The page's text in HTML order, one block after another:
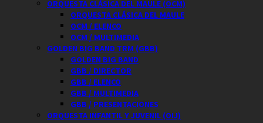
ORQUESTA CLÁSICA DEL MAULE (OCM)
ORQUESTA CLÁSICA DEL MAULE
OCM / ELENCO
OCM / MULTIMEDIA
GOLDEN BIG BAND TRM (GBB)
GOLDEN BIG BAND
GBB / DIRECTOR
GBB / ELENCO
GBB / MULTIMEDIA
GBB / PRESENTACIONES
ORQUESTA INFANTIL Y JUVENIL (OIJ)